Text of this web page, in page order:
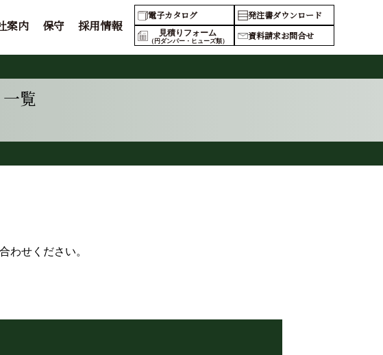
案内 保守 採用情報
電子カタログ 発注書ダウンロード
見積りフォーム
（円ダンパー・ヒューズ類） 資料請求お問合せ
覧
わせください。